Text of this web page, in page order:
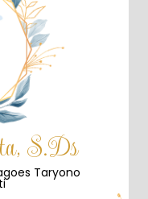
S.Ds
Taryono